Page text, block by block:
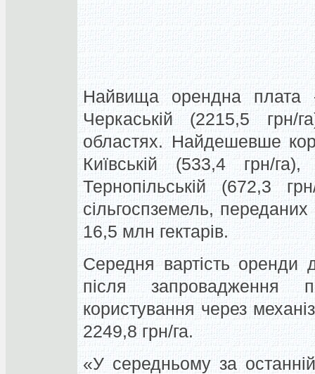
Найвища орендна плата
Черкаській (2215,5 грн/
областях. Найдешевше
Київській (533,4 грн/
Тернопільській (672,3
сільгоспземель,
16,5 млн гектарів.
Середня вартість оренди
після запровадження
користування через
2249,8 грн/га.
«У середньому за